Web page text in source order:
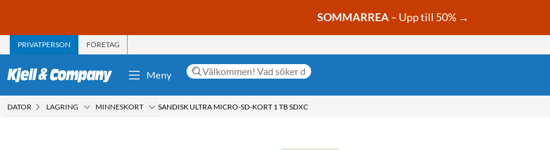
SOMMARREA– Upp till 50% →
PRIVATPERSON FÖRETAG
Meny
DATOR LAGRING MINNESKORT SANDISK ULTRA MICRO-SD-KORT 1 TB SDXC